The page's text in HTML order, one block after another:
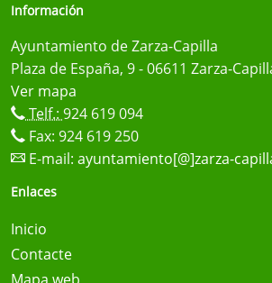
Información
Ayuntamiento de Zarza-Capilla
Plaza de España, 9 - 06611 Zarza-
Ver mapa
Telf.: 924 619 094
Fax: 924 619 250
E-mail: ayuntamiento[@]zarza-
Enlaces
Inicio
Contacte